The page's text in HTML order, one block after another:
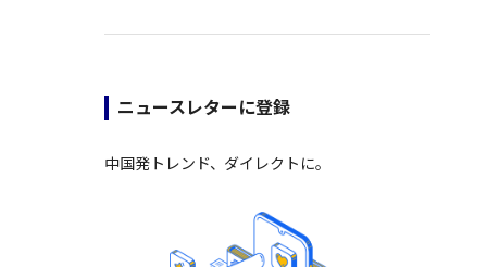
ニュースレターに登録
中国発トレンド、ダイレクトに。